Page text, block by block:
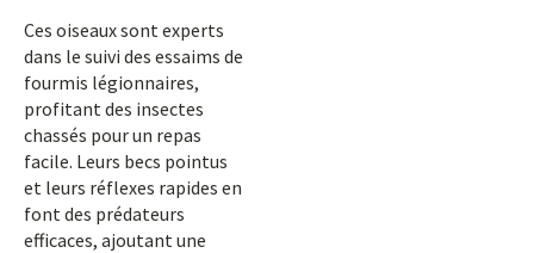
Ces oiseaux sont experts
dans le suivi des essaims de
fourmis légionnaires,
profitant des insectes
chassés pour un repas
facile. Leurs becs pointus
et leurs réflexes rapides en
font des prédateurs
efficaces, ajoutant une